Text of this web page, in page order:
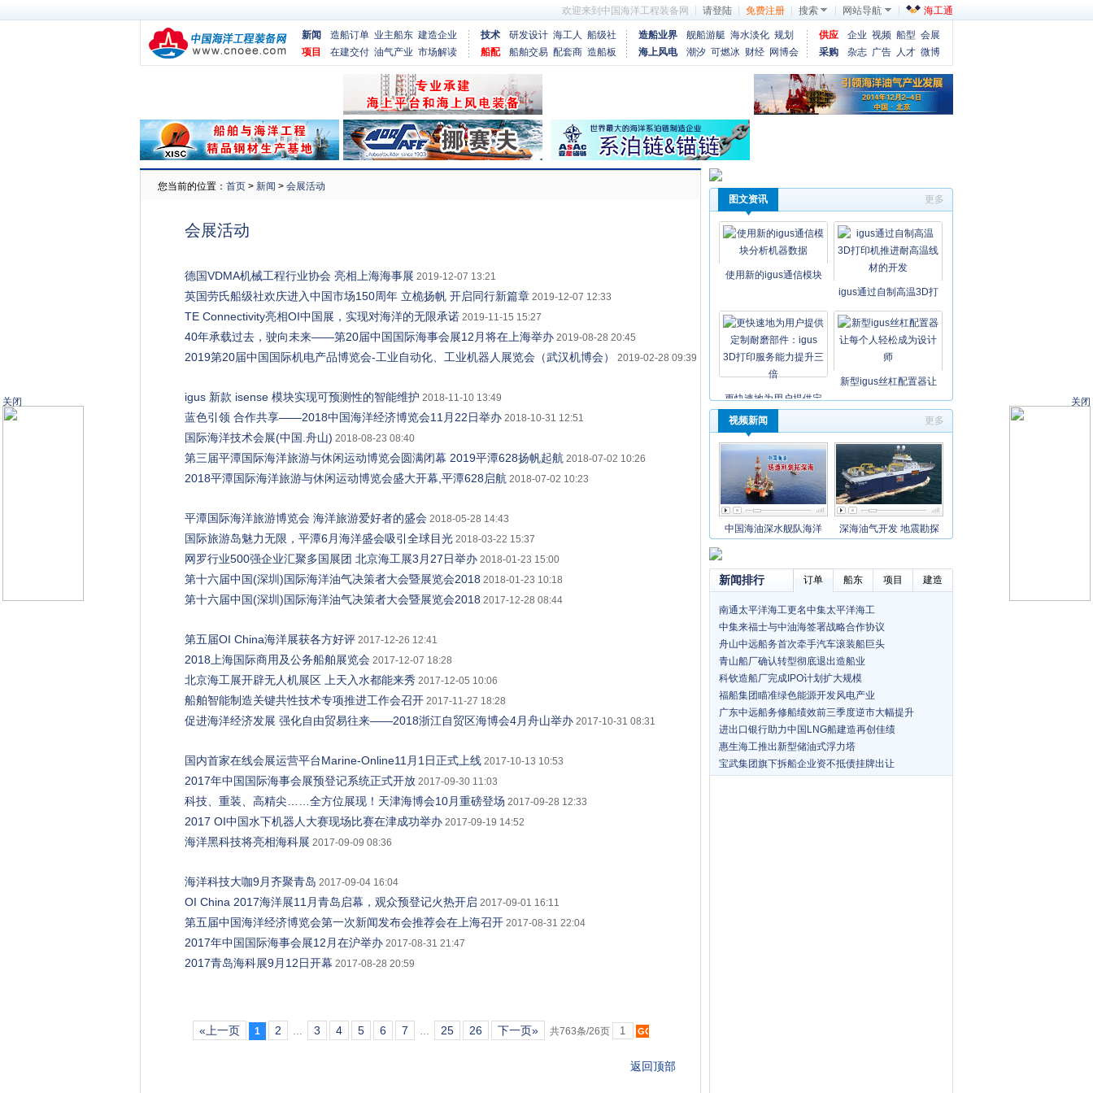
关闭
关闭
欢迎来到中国海洋工程装备网 请登陆 免费注册 搜索 网站导航 海工通
新闻 造船订单 业主船东 建造企业
项目
在建交付 油气产业 市场解读
技术 研发设计 海工人 船级社
船配
船舶交易 配套商 造船板
造船业界 舰船游艇 海水淡化 规划
海上风电
潮汐 可燃冰 财经 网博会
供应 企业 视频 船型 会展
采购
杂志 广告 人才 微博
您当前的位置： 首页 > 新闻 > 会展活动
会展活动
德国VDMA机械工程行业协会 亮相上海海事展 2019-12-07 13:21
英国劳氏船级社欢庆进入中国市场150周年 立桅扬帆 开启同行新篇章 2019-12-07 12:33
TE Connectivity亮相OI中国展，实现对海洋的无限承诺 2019-11-15 15:27
40年承载过去，驶向未来——第20届中国国际海事会展12月将在上海举办 2019-08-28 20:45
2019第20届中国国际机电产品博览会-工业自动化、工业机器人展览会（武汉机博会） 2019-02-28 09:39
igus 新款 isense 模块实现可预测性的智能维护 2018-11-10 13:49
蓝色引领 合作共享——2018中国海洋经济博览会11月22日举办 2018-10-31 12:51
国际海洋技术会展(中国.舟山) 2018-08-23 08:40
第三届平潭国际海洋旅游与休闲运动博览会圆满闭幕 2019平潭628扬帆起航 2018-07-02 10:26
2018平潭国际海洋旅游与休闲运动博览会盛大开幕,平潭628启航 2018-07-02 10:23
平潭国际海洋旅游博览会 海洋旅游爱好者的盛会 2018-05-28 14:43
国际旅游岛魅力无限，平潭6月海洋盛会吸引全球目光 2018-03-22 15:37
网罗行业500强企业汇聚多国展团 北京海工展3月27日举办 2018-01-23 15:00
第十六届中国(深圳)国际海洋油气决策者大会暨展览会2018 2018-01-23 10:18
第十六届中国(深圳)国际海洋油气决策者大会暨展览会2018 2017-12-28 08:44
第五届OI China海洋展获各方好评 2017-12-26 12:41
2018上海国际商用及公务船舶展览会 2017-12-07 18:28
北京海工展开辟无人机展区 上天入水都能来秀 2017-12-05 10:06
船舶智能制造关键共性技术专项推进工作会召开 2017-11-27 18:28
促进海洋经济发展 强化自由贸易往来——2018浙江自贸区海博会4月舟山举办 2017-10-31 08:31
国内首家在线会展运营平台Marine-Online11月1日正式上线 2017-10-13 10:53
2017年中国国际海事会展预登记系统正式开放 2017-09-30 11:03
科技、重装、高精尖……全方位展现！天津海博会10月重磅登场 2017-09-28 12:33
2017 OI中国水下机器人大赛现场比赛在津成功举办 2017-09-19 14:52
海洋黑科技将亮相海科展 2017-09-09 08:36
海洋科技大咖9月齐聚青岛 2017-09-04 16:04
OI China 2017海洋展11月青岛启幕，观众预登记火热开启 2017-09-01 16:11
第五届中国海洋经济博览会第一次新闻发布会推荐会在上海召开 2017-08-31 22:04
2017年中国国际海事会展12月在沪举办 2017-08-31 21:47
2017青岛海科展9月12日开幕 2017-08-28 20:59
«上一页 1 2 … 3 4 5 6 7 … 25 26 下一页» 共763条/26页
返回顶部
更多
图文资讯
使用新的igus通信模块
igus通过自制高温3D打
更快速地为用户提供定
新型igus丝杠配置器让
更多
视频新闻
中国海油深水舰队海洋 深海油气开发 地震勘探
新闻排行 建造
项目
船东
订单
南通太平洋海工更名中集太平洋海工
中集来福士与中油海签署战略合作协议
舟山中远船务首次牵手汽车滚装船巨头
青山船厂确认转型彻底退出造船业
科钦造船厂完成IPO计划扩大规模
福船集团瞄准绿色能源开发风电产业
广东中远船务修船绩效前三季度逆市大幅提升
进出口银行助力中国LNG船建造再创佳绩
惠生海工推出新型储油式浮力塔
宝武集团旗下拆船企业资不抵债挂牌出让